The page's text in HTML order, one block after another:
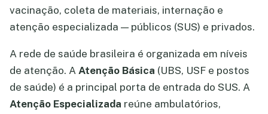
vacinação, coleta de materiais, internação e
atenção especializada — públicos (SUS) e privados.
A rede de saúde brasileira é organizada em níveis
de atenção. A Atenção Básica (UBS, USF e postos
de saúde) é a principal porta de entrada do SUS. A
Atenção Especializada reúne ambulatórios,